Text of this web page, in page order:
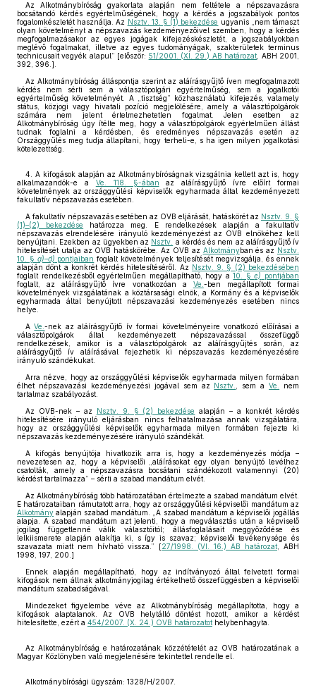
Az Alkotmánybíróság gyakorlata alapján nem feltétele a népszavazásra
bocsátandó kérdés egyértelműségének, hogy a kérdés a jogszabályok pontos
fogalomkészletét használja. Az Nsztv. 13. § (1) bekezdése ugyanis „nem támaszt
olyan követelményt a népszavazás kezdeményezőivel szemben, hogy a kérdés
megfogalmazásakor az egyes jogágak kifejezéskészletét, a jogszabályokban
meglévő fogalmakat, illetve az egyes tudományágak, szakterületek terminus
technicusait vegyék alapul” [először: 51/2001. (XI. 29.) AB határozat , ABH 2001,
392, 396.].
Az Alkotmánybíróság álláspontja szerint az aláírásgyűjtő íven megfogalmazott
kérdés nem sérti sem a választópolgári egyértelműség, sem a jogalkotói
egyértelműség követelményét. A „tisztség” közhasználatú kifejezés, valamely
státus, közjogi vagy hivatali pozíció megjelölésére, amely a választópolgárok
számára nem jelent értelmezhetetlen fogalmat. Jelen esetben az
Alkotmánybíróság úgy ítélte meg, hogy a választópolgárok egyértelműen állást
tudnak foglalni a kérdésben, és eredményes népszavazás esetén az
Országgyűlés meg tudja állapítani, hogy terheli-e, s ha igen milyen jogalkotási
kötelezettség.
4. A kifogások alapján az Alkotmánybíróságnak vizsgálnia kellett azt is, hogy
alkalmazandók-e a Ve. 118. §-ában az aláírásgyűjtő ívre előírt formai
követelmények az országgyűlési képviselők egyharmada által kezdeményezett
fakultatív népszavazás esetében.
A fakultatív népszavazás esetében az OVB eljárását, hatáskörét az Nsztv. 9. §
(1)–(2) bekezdése határozza meg. E rendelkezések alapján a fakultatív
népszavazás elrendelésére irányuló kezdeményezést az OVB elnökéhez kell
benyújtani. Ezekben az ügyekben az Nsztv. a kérdés és nem az aláírásgyűjtő ív
hitelesítését utalja az OVB hatáskörébe. Az OVB az Alkotmányban és az Nsztv.
10. § a)–d) pontjaiban foglalt követelmények teljesítését megvizsgálja, és ennek
alapján dönt a konkrét kérdés hitelesítéséről. Az Nsztv. 9. § (2) bekezdésében
foglalt rendelkezésből egyértelműen megállapítható, hogy a10. §e) pontjában
foglalt, az aláírásgyűjtő ívre vonatkozóan a Ve. -ben megállapított formai
követelmények vizsgálatának a köztársasági elnök, a Kormány és a képviselők
egyharmada által benyújtott népszavazási kezdeményezés esetében nincs
helye.
AVe.-nek az aláírásgyűjtő ív formai követelményeire vonatkozó előírásai a
választópolgárok által kezdeményezett népszavazással összefüggő
rendelkezések, amikor is a választópolgárok az aláírásgyűjtés során, az
aláírásgyűjtő ív aláírásával fejezhetik ki népszavazás kezdeményezésére
irányuló szándékukat.
Arra nézve, hogy az országgyűlési képviselők egyharmada milyen formában
élhet népszavazási kezdeményezési jogával sem az Nsztv. , sem aVe.
nem
tartalmaz szabályozást.
Az OVB-nek – az
Nsztv. 9. § (2) bekezdése alapján – a konkrét kérdés
hitelesítésére irányuló eljárásban nincs felhatalmazása annak vizsgálatára,
hogy az országgyűlési képviselők egyharmada milyen formában fejezte ki
népszavazás kezdeményezésére irányuló szándékát.
A kifogás benyújtója hivatkozik arra is, hogy a kezdeményezés módja –
nevezetesen az, hogy a képviselői „aláírásokat egy olyan benyújtó levélhez
csatolták, amely a népszavazásra bocsátani szándékozott valamennyi (20)
kérdést tartalmazza” – sérti a szabad mandátum elvét.
Az Alkotmánybíróság több határozatában értelmezte a szabad mandátum elvét.
E határozataiban rámutatott arra, hogy az országgyűlési képviselői mandátum az
Alkotmány alapján szabad mandátum. „A szabad mandátum a képviselői jogállás
alapja. A szabad mandátum azt jelenti, hogy a megválasztás után a képviselő
jogilag függetlenné válik választóitól; állásfoglalásait meggyőződése és
lelkiismerete alapján alakítja ki, s így is szavaz; képviselői tevékenysége és
szavazata miatt nem hívható vissza.” [27/1998. (VI. 16.) AB határozat , ABH
1998, 197, 200.]
Ennek alapján megállapítható, hogy az indítványozó által felvetett formai
kifogások nem állnak alkotmányjogilag értékelhető összefüggésben a képviselői
mandátum szabadságával.
Mindezeket figyelembe véve az Alkotmánybíróság megállapította, hogy a
kifogások alaptalanok. Az OVB helytálló döntést hozott, amikor a kérdést
hitelesítette, ezért a 454/2007. (X. 24.) OVB határozatot helybenhagyta.
Az Alkotmánybíróság e határozatának közzétételét az OVB határozatának a
Magyar Közlönyben való megjelenésére tekintettel rendelte el.
Alkotmánybírósági ügyszám: 1328/H/2007.